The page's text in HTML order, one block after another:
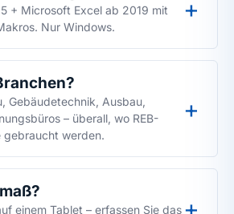
+ Microsoft Excel ab 2019 mit
Nur Windows.
Gebäudetechnik, Ausbau,
– überall, wo REB-
werden.
einem Tablet – erfassen Sie das